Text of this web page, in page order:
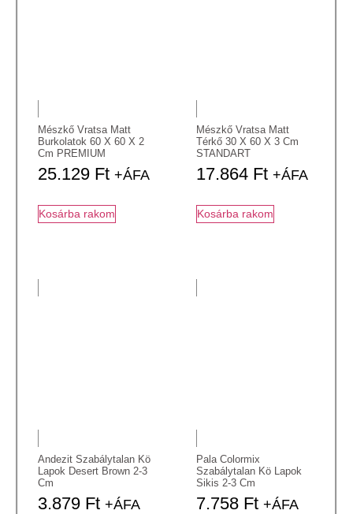
Mészkő Vratsa Matt
Burkolatok 60 X 60 X 2
Cm PREMIUM
25.129 Ft +ÁFA
Kosárba rakom
Mészkő Vratsa Matt
Térkő 30 X 60 X 3 Cm
STANDART
17.864 Ft +ÁFA
Kosárba rakom
Andezit Szabálytalan Kö
Lapok Desert Brown 2-3
Cm
3.879 Ft +ÁFA
Pala Colormix
Szabálytalan Kö Lapok
Sikis 2-3 Cm
7.758 Ft +ÁFA